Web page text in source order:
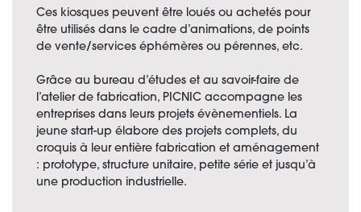
Ces kiosques peuvent être loués ou achetés pour
être utilisés dans le cadre d’animations, de points
de vente/services éphémères ou pérennes, etc.
Grâce au bureau d’études et au savoir-faire de
l’atelier de fabrication, PICNIC accompagne les
entreprises dans leurs projets évènementiels. La
jeune start-up élabore des projets complets, du
croquis à leur entière fabrication et aménagement
: prototype, structure unitaire, petite série et jusqu’à
une production industrielle.